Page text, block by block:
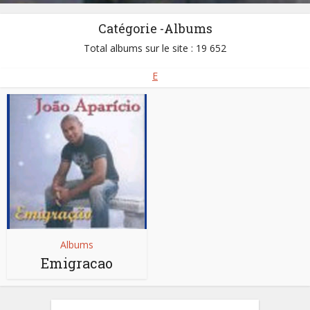
Catégorie -Albums
Total albums sur le site : 19 652
E
Albums
Emigracao